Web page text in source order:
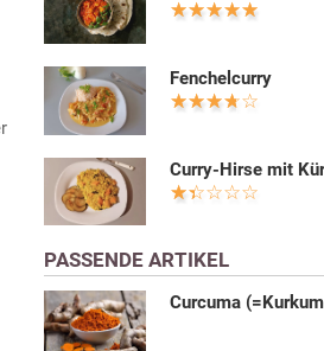
Fenchelcurry
Curry-Hirse mit
PASSENDE ARTIKEL
Curcuma